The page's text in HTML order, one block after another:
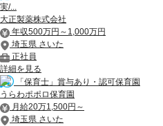
実/...
大正製薬株式会社
年収500万円～1,000万円
埼玉県 さいた
正社員
詳細を見る
「保育士」賞与あり・認可保育園
うらわポポロ保育園
月給20万1,500円～
埼玉県 さいた